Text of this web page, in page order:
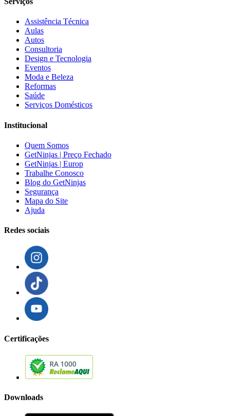
Assistência Técnica
Aulas
Autos
Consultoria
Design e Tecnologia
Eventos
Moda e Beleza
Reformas
Saúde
Serviços Domésticos
Institucional
Quem Somos
GetNinjas | Preço Fechado
GetNinjas | Europ
Trabalhe Conosco
Blog do GetNinjas
Segurança
Mapa do Site
Ajuda
Redes sociais
Certificações
Downloads